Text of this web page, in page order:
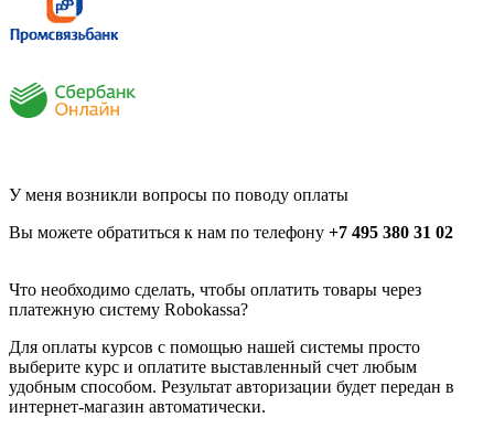
У меня возникли вопросы по поводу оплаты
Вы можете обратиться к нам по телефону +7 495 380 31 02
Что необходимо сделать, чтобы оплатить товары через
платежную систему Robokassa?
Для оплаты курсов с помощью нашей системы просто
выберите курс и оплатите выставленный счет любым
удобным способом. Результат авторизации будет передан в
интернет-магазин автоматически.